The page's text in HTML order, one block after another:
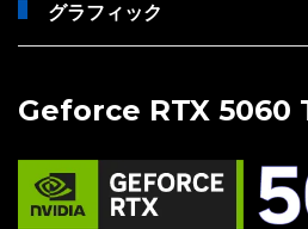
グラフィック
Geforce RTX 5060